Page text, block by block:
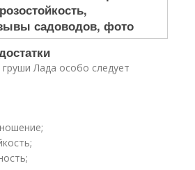
Лада особо следует